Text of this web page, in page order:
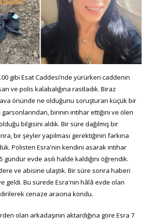
gibi Esat Caddesi’nde yürürken caddenin
ve polis kalabalığına rastladık. Biraz
önünde ne olduğunu soruşturan küçük bir
birinin intihar ettiğini ve ölen
bilgisini aldık. Bir süre dağılmış bir
bir şeyler yapılması gerektiğinin farkına
Polisten Esra'nın kendini asarak intihar
evde asılı halde kaldığını öğrendik.
ve abisine ulaştık. Bir süre sonra haberi
geldi. Bu sürede Esra'nın hâlâ evde olan
cenaze aracına kondu.
olan arkadaşının aktardığına göre Esra 7